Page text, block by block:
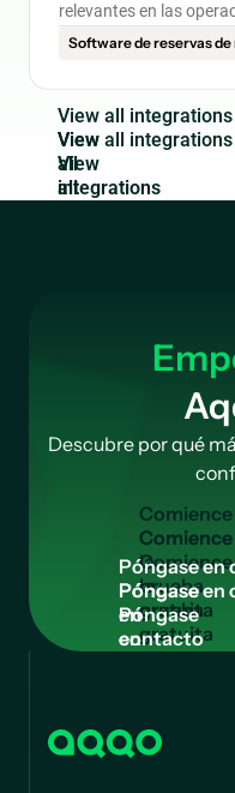
relevantes en las
Software de reservas de
View a integrations
View
all
integrations
Descubre por qué
Comience
Comience
la
prueba
gratuita
Póngaseen
Póngase
en
contacto